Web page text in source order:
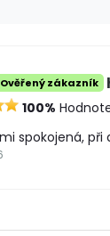
Ověřený zákazník
100%
spokojená, při